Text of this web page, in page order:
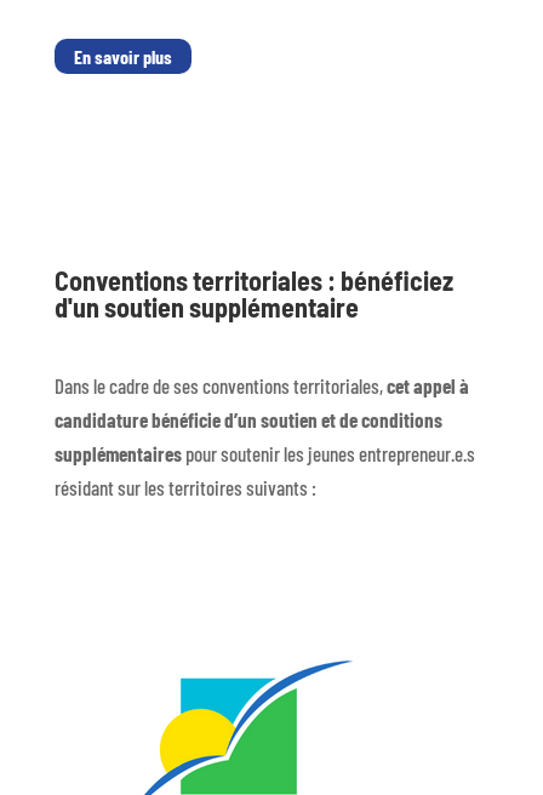
En savoir plus
Conventions territoriales : bénéficiez
d'un soutien supplémentaire
Dans le cadre de ses conventions territoriales,cet appel à
candidature bénéficie d’un soutien et de conditions
supplémentairespour soutenir les jeunes entrepreneur.e.s
résidant sur les territoires suivants :